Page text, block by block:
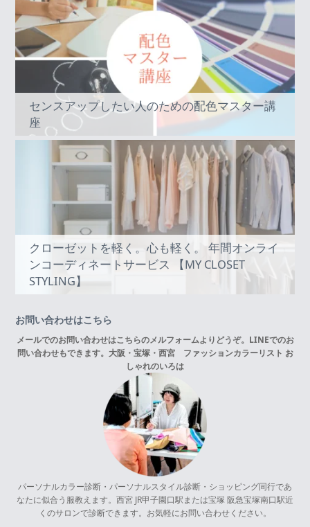
センスアップしたい人のための配色マスター講
座
クローゼットを軽く。心も軽く。 年間オンライ
ンコーディネートサービス 【MY CLOSET
STYLING】
お問い合わせはこちら
メールでのお問い合わせはこちらのメルフォームよりどうぞ。LINEでのお
問い合わせもできます。 大阪・宝塚・西宮 ファッションカラーリスト お
しゃれのいろは
パーソナルカラー診断・パーソナルスタイル診断・ショッピング同行であ
なたに似合う服教えます。西宮 JR甲子園口駅または宝塚 阪急宝塚南口駅近
くのサロンで診断できます。お気軽にお問い合わせください。